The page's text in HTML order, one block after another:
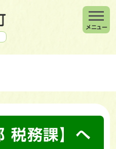
メニュー
税務課】へ